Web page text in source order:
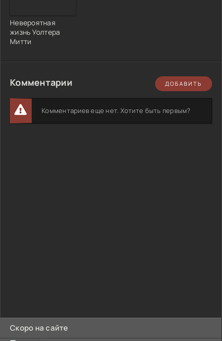
Скоро на сайте
Невероятная
жизнь Уолтера
Митти
Комментарии ДОБАВИТЬ
Комментариев еще нет. Хотите быть первым?